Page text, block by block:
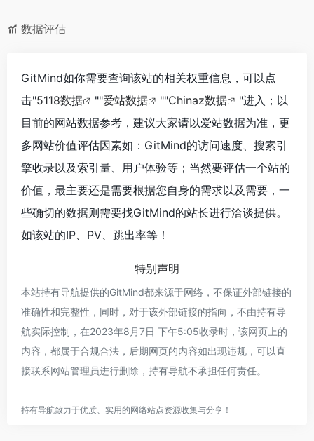
数据评估
GitMind如你需要查询该站的相关权重信息，可以点
击"5118数据 ""爱站数据 ""Chinaz数据
"进入；以
目前的网站数据参考，建议大家请以爱站数据为准，更
多网站价值评估因素如：GitMind的访问速度、搜索引
擎收录以及索引量、用户体验等；当然要评估一个站的
价值，最主要还是需要根据您自身的需求以及需要，一
些确切的数据则需要找GitMind的站长进行洽谈提供。
如该站的IP、PV、跳出率等！
特别声明
本站持有导航提供的GitMind都来源于网络，不保证外部链接的
准确性和完整性，同时，对于该外部链接的指向，不由持有导
航实际控制，在2023年8月7日 下午5:05收录时，该网页上的
内容，都属于合规合法，后期网页的内容如出现违规，可以直
接联系网站管理员进行删除，持有导航不承担任何责任。
持有导航致力于优质、实用的网络站点资源收集与分享！